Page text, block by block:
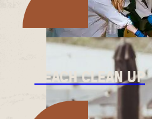
BEACH CLEAN UP